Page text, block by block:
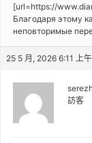
[url=https://
Благодаря этому
неповторимые
25 5 月, 2026 6:11 上午
訪客